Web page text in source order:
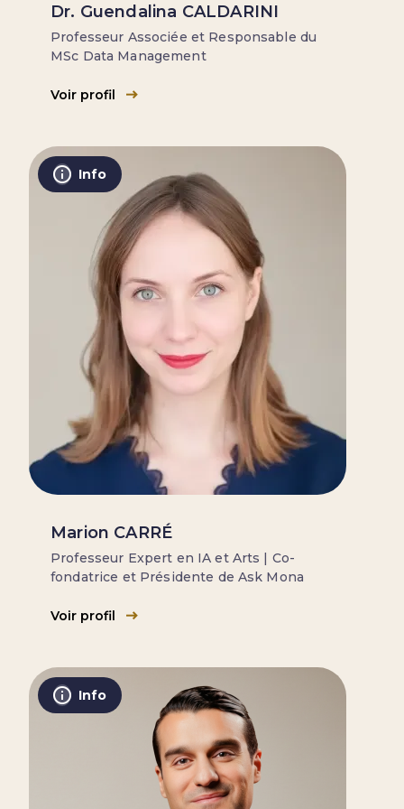
Dr. Guendalina CALDARINI
Professeur Associée et Responsable du
MSc Data Management
Voir profil
Info
Marion CARRÉ
Professeur Expert en IA et Arts | Co-
fondatrice et Présidente de Ask Mona
Voir profil
Info